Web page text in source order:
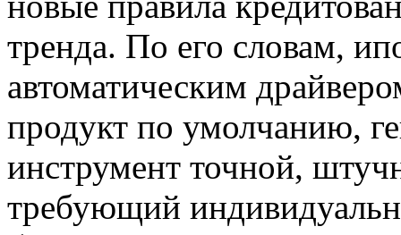
тренда. По его словам,
автоматическим
продукт по умолчанию,
инструмент точной,
требующий